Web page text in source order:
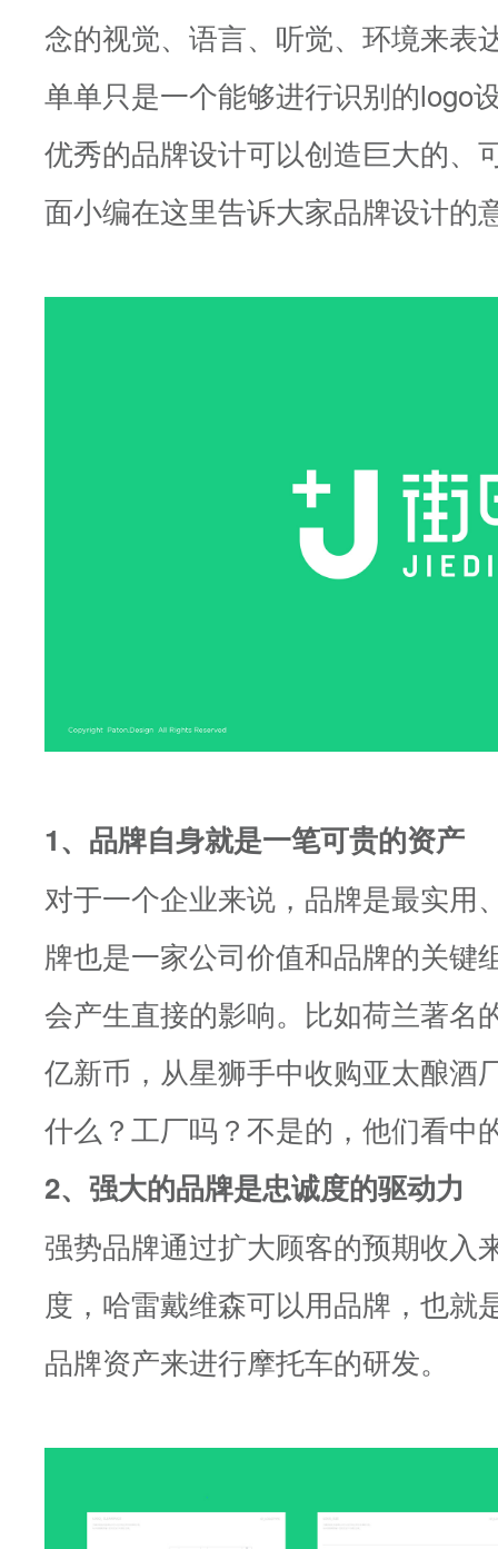
念的视觉、语言、听觉、环境来表
单单只是一个能够进行识别的logo
优秀的品牌设计可以创造巨大的、
面小编在这里告诉大家品牌设计的
1、品牌自身就是一笔可贵的资产
对于一个企业来说，品牌是最实用
牌也是一家公司价值和品牌的关键
会产生直接的影响。比如荷兰著名
亿新币，从星狮手中收购亚太酿酒
什么？工厂吗？不是的，他们看中
2、强大的品牌是忠诚度的驱动力
强势品牌通过扩大顾客的预期收入
度，哈雷戴维森可以用品牌，也就
品牌资产来进行摩托车的研发。